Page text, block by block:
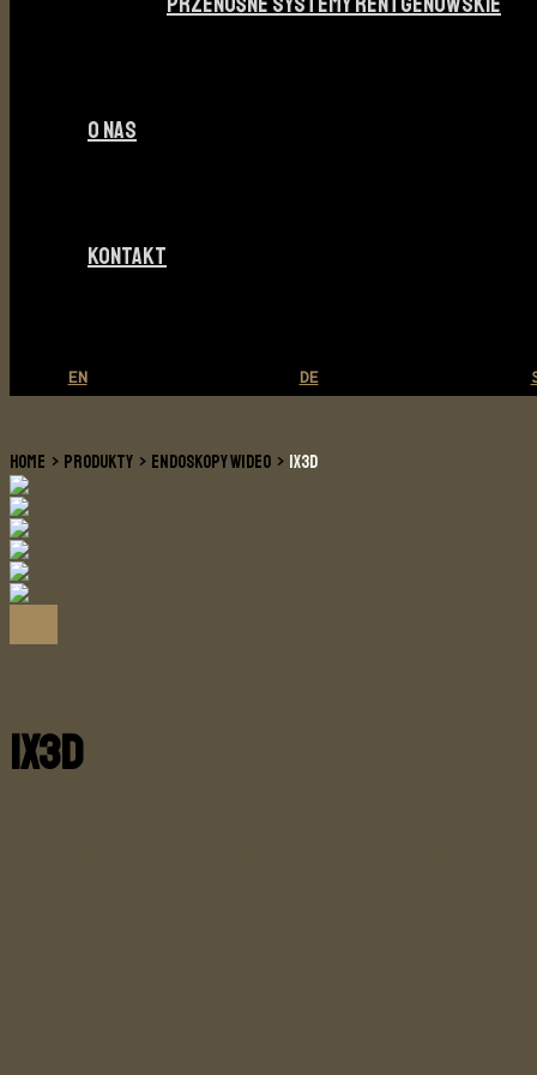
O NAS
KONTAKT
EN DE
HOME PRODUKTY ENDOSKOPY WIDEO IX3D
iX3D